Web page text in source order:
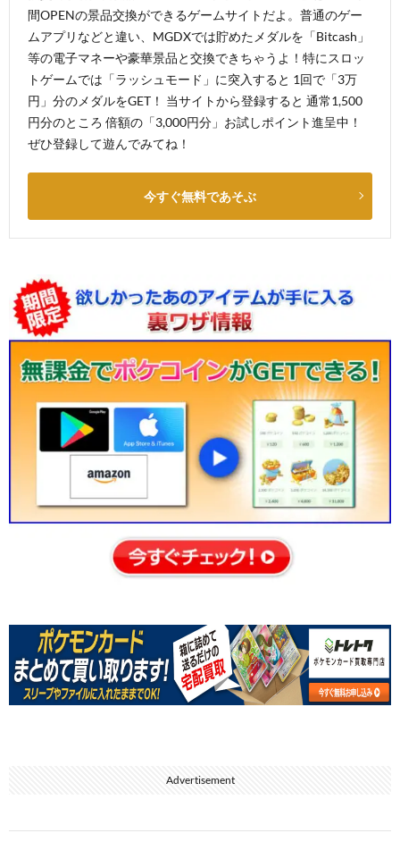
間OPENの景品交換ができるゲームサイトだよ。普通のゲー
ムアプリなどと違い、MGDXでは貯めたメダルを「Bitcash」
等の電子マネーや豪華景品と交換できちゃうよ！特にスロッ
トゲームでは「ラッシュモード」に突入すると 1回で「3万
円」分のメダルをGET！ 当サイトから登録すると 通常1,500
円分のところ 倍額の「3,000円分」お試しポイント進呈中！
ぜひ登録して遊んでみてね！
今すぐ無料であそぶ
Advertisement